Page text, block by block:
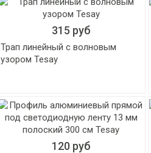
315 руб
Трап линейный с волновым
узором Tesay
120 руб